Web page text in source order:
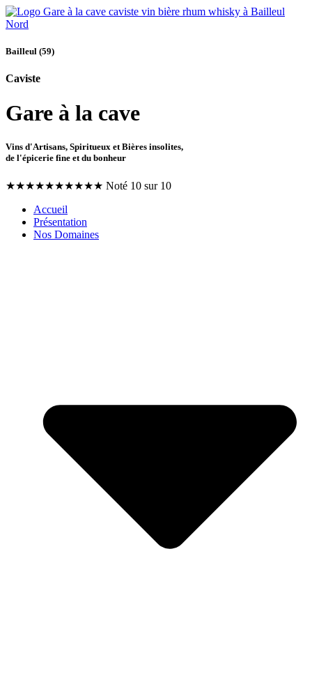
Bailleul (59)
Caviste
Gare à la cave
Vins d'Artisans, Spiritueux et Bières insolites,
de l'épicerie fine et du bonheur
★★★★★★★★★★ Noté 10 sur 10
Accueil
Présentation
Nos Domaines